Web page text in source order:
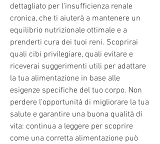
dettagliato per l'insufficienza renale
cronica, che ti aiuterà a mantenere un
equilibrio nutrizionale ottimale e a
prenderti cura dei tuoi reni. Scoprirai
quali cibi privilegiare, quali evitare e
riceverai suggerimenti utili per adattare
la tua alimentazione in base alle
esigenze specifiche del tuo corpo. Non
perdere l'opportunità di migliorare la tua
salute e garantire una buona qualità di
vita: continua a leggere per scoprire
come una corretta alimentazione può